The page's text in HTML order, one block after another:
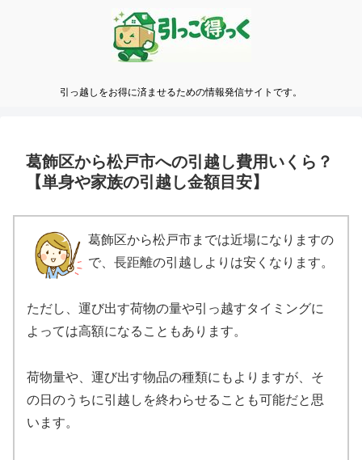
引っ越しをお得に済ませるための情報発信サイトです。
葛飾区から松戸市への引越し費用いくら？
【単身や家族の引越し金額目安】
葛飾区から松戸市までは近場になりますの
で、長距離の引越しよりは安くなります。
ただし、運び出す荷物の量や引っ越すタイミングに
よっては高額になることもあります。
荷物量や、運び出す物品の種類にもよりますが、そ
の日のうちに引越しを終わらせることも可能だと思
います。